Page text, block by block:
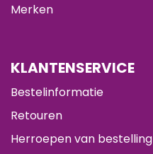
Merken
KLANTENSERVICE
Bestelinformatie
Retouren
Herroepen van bestelling